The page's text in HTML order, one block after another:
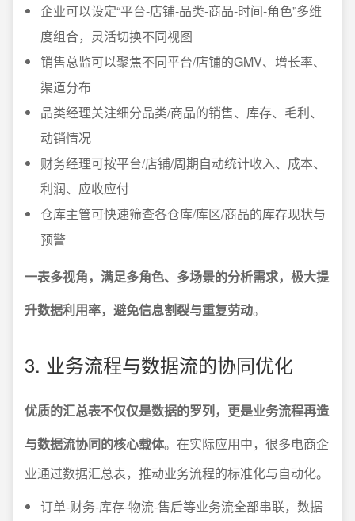
企业可以设定“平台-店铺-品类-商品-时间-角色”多维
度组合，灵活切换不同视图
销售总监可以聚焦不同平台/店铺的GMV、增长率、
渠道分布
品类经理关注细分品类/商品的销售、库存、毛利、
动销情况
财务经理可按平台/店铺/周期自动统计收入、成本、
利润、应收应付
仓库主管可快速筛查各仓库/库区/商品的库存现状与
预警
一表多视角，满足多角色、多场景的分析需求，极大提
升数据利用率，避免信息割裂与重复劳动。
3. 业务流程与数据流的协同优化
优质的汇总表不仅仅是数据的罗列，更是业务流程再造
与数据流协同的核心载体。在实际应用中，很多电商企
业通过数据汇总表，推动业务流程的标准化与自动化。
订单-财务-库存-物流-售后等业务流全部串联，数据